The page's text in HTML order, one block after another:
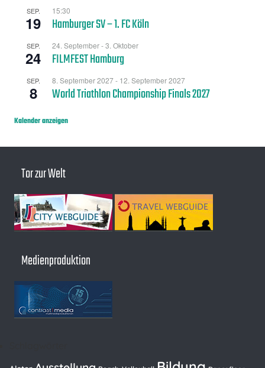
Tor zur Welt
Medienproduktion
SEP.
19
15:30
Hamburger SV – 1. FC Köln
SEP.
24
24. September-3. Oktober
FILMFEST Hamburg
SEP.
8
8. September 2027- 12. September 2027
World Triathlon Championship Finals 2027
Kalender anzeigen